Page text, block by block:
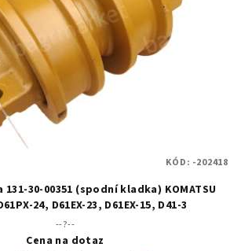
30-00351 (spodní kladka) KOMATSU
24, D61EX-23, D61EX-15, D41-3
--?--
Cena na dotaz
KÓD: -202418